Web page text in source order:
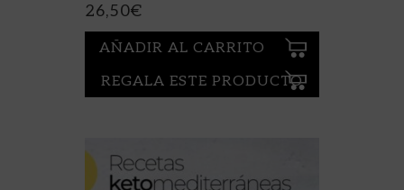
26,50€
AÑADIR AL CARRITO
REGALA ESTE PRODUCTO